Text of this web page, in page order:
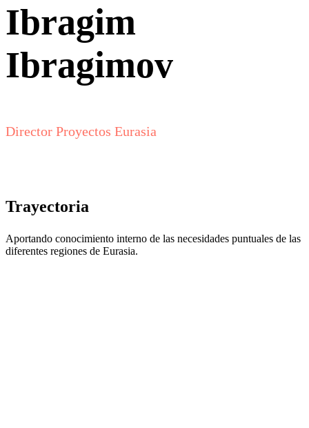
Ibragim
Ibragimov
Director Proyectos Eurasia
Trayectoria
Aportando conocimiento interno de las necesidades puntuales de las
diferentes regiones de Eurasia.